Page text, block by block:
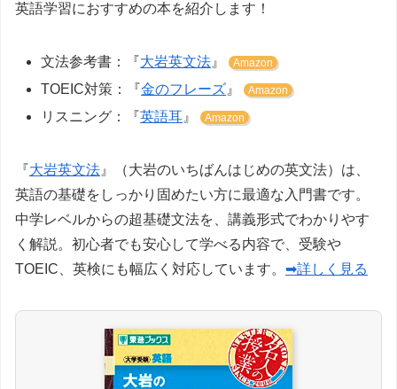
英語学習におすすめの本を紹介します！
文法参考書：『大岩英文法 』 Amazon
TOEIC対策：『金のフレーズ 』 Amazon
リスニング：『英語耳 』 Amazon
『大岩英文法 』（大岩のいちばんはじめの英文法）は、
英語の基礎をしっかり固めたい方に最適な入門書です。
中学レベルからの超基礎文法を、講義形式でわかりやす
く解説。初心者でも安心して学べる内容で、受験や
TOEIC、英検にも幅広く対応しています。 ➡詳しく見る